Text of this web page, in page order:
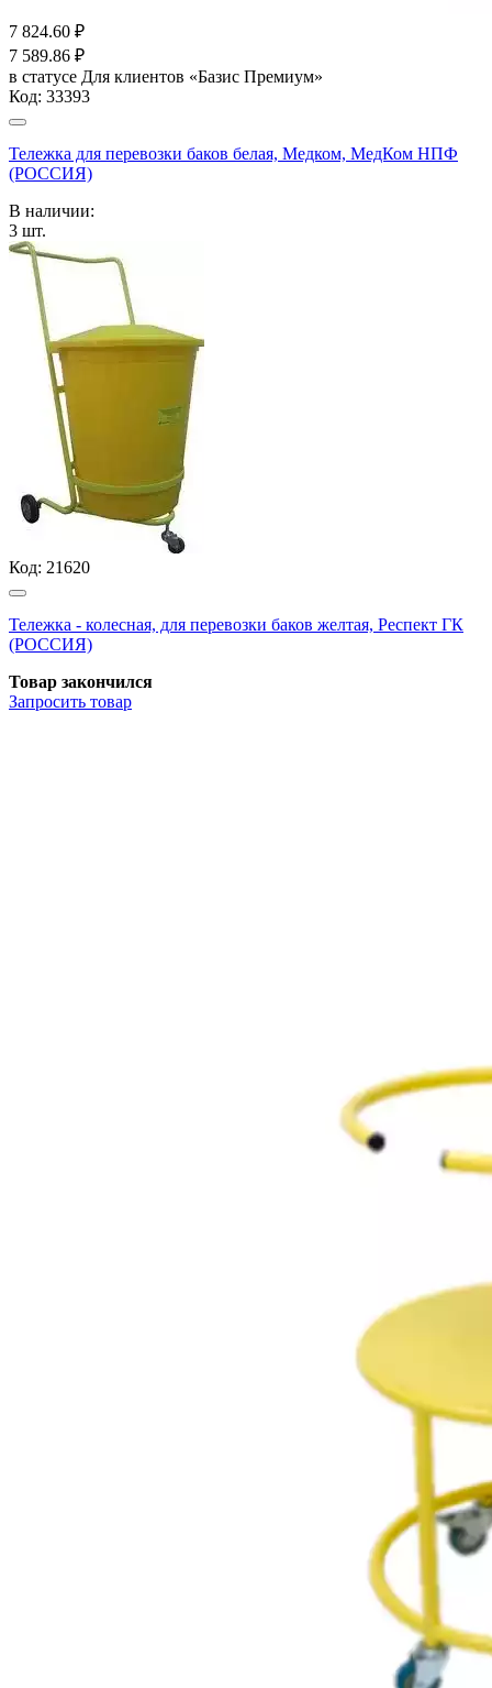
7 824.60 ₽
7 589.86 ₽
в статусе Для клиентов «Базис Премиум»
Код: 33393
Тележка для перевозки баков белая, Медком, МедКом НПФ
(РОССИЯ)
В наличии:
3 шт.
Код: 21620
Тележка - колесная, для перевозки баков желтая, Респект ГК
(РОССИЯ)
Товар закончился
Запросить товар